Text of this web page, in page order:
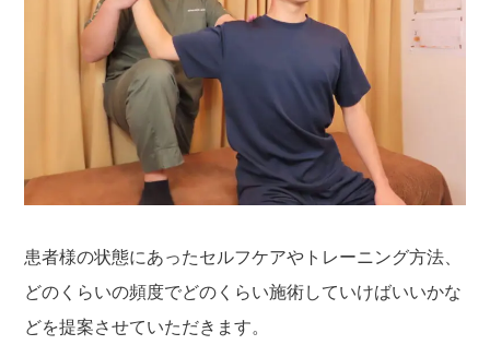
患者様の状態にあったセルフケアやトレーニング方法、
どのくらいの頻度でどのくらい施術していけばいいかな
どを提案させていただきます。